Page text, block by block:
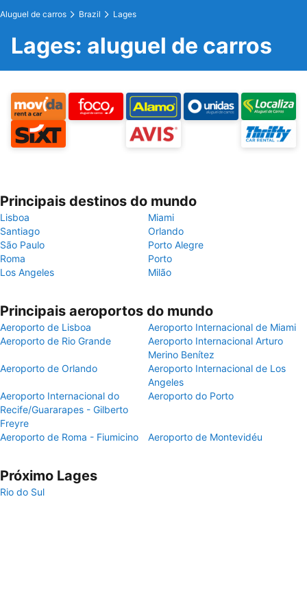
Aluguel de carros Brazil Lages
Lages: aluguel de carros
Principais destinos do mundo
Lisboa
Miami
Santiago
Orlando
São Paulo
Porto Alegre
Roma
Porto
Los Angeles
Milão
Principais aeroportos do mundo
Aeroporto de Lisboa
Aeroporto Internacional de Miami
Aeroporto de Rio Grande
Aeroporto Internacional Arturo
Merino Benítez
Aeroporto de Orlando
Aeroporto Internacional de Los
Angeles
Aeroporto Internacional do
Recife/Guararapes - Gilberto
Freyre
Aeroporto do Porto
Aeroporto de Roma - Fiumicino Aeroporto de Montevidéu
Próximo Lages
Rio do Sul